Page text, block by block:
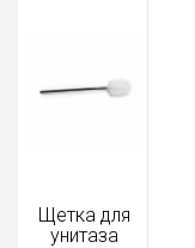
Щетка для
унитаза